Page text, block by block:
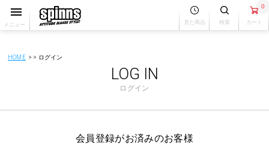
メニュー 見た商品 検索
0
カート
HOME ログイン
LOG IN
ログイン
会員登録がお済みのお客様